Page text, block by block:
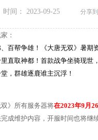
新闻消息 游戏
时间： 2023-09-25 分享
：
百帮争雄！《大唐无双》暑期
直取神都！首款战争坐骑现世
，群雄逐鹿谁主沉浮！
》所有服务器将在2023年9月
成维护内容，开服时间也将继